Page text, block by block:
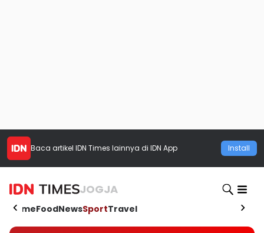
Baca artikel IDN Times lainnya di IDN App Install
JOGJA
HomeFoodNewsSportTravel